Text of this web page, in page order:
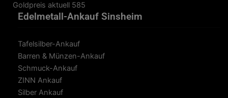
Goldpreis aktuell 585
Edelmetall-Ankauf Sinsheim
Tafelsilber-Ankauf
Barren & Münzen-Ankauf
Schmuck-Ankauf
ZINN Ankauf
Silber Ankauf